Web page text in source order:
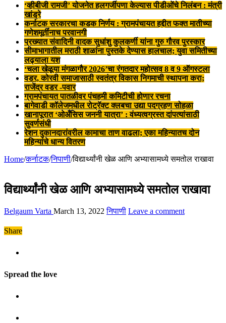
‘व्हीबीजी रामजी’ योजनेत हलगर्जीपणा केल्यास पीडीओंचे निलंबन : मंत्री
खांड्रे
कर्नाटक सरकारचा कडक निर्णय : ग्रामपंचायत हद्दीत फक्त मातीच्या
गणेशमूर्तींनाच परवानगी
प्रख्यात संवादिनी वादक सुधांशु कुलकर्णी यांना गुरु गौरव पुरस्कार
सीमाभागातील मराठी शाळांना पुस्तके देण्यास हालचाल; युवा समितीच्या
लढ्याला यश
‘चला खेळूया मंगळागौर 2026’चा रंगतदार महोत्सव 8 व 9 ऑगस्टला
वडर, कोरवी समाजासाठी स्वतंत्र विकास निगमाची स्थापना करा;
राजेंद्र वडर -पवार
ग्रामपंचायत पातळीवर पंचहमी कमिटीची होणार रचना
बागेवाडी कॉलेजमधील रोट्रॅक्ट क्लबचा उद्या पदग्रहण सोहळा
खानापूरात ‘ओअँसिस जननी यात्रा’ : वंध्यत्वग्रस्त दांपत्यांसाठी
सुवर्णसंधी
रेशन दुकानदारांवरील कामाचा ताण वाढला; एका महिन्यातच दोन
महिन्यांचे धान्य वितरण
Home/कर्नाटक/निपाणी/विद्यार्थ्यांनी खेळ आणि अभ्यासामध्ये समतोल राखावा
विद्यार्थ्यांनी खेळ आणि अभ्यासामध्ये समतोल राखावा
Belgaum Varta March 13, 2022 निपाणी Leave a comment
Share
Spread the love